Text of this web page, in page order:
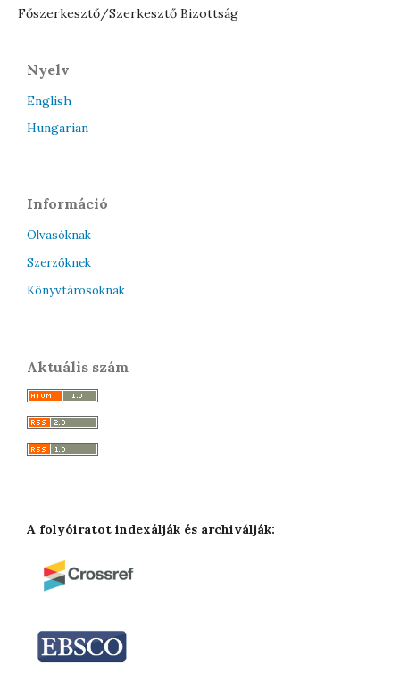
Főszerkesztő/Szerkesztő Bizottság
Nyelv
English
Hungarian
Információ
Olvasóknak
Szerzőknek
Könyvtárosoknak
Aktuális szám
A folyóiratot indexálják és archiválják: